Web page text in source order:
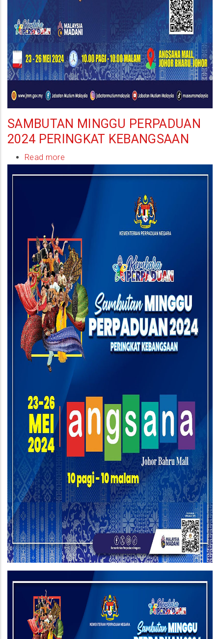
SAMBUTAN MINGGU PERPADUAN
2024 PERINGKAT KEBANGSAAN
Read more
Sambutan
Minggu
Perpaduan
2024
Peringkat
Kebangsaan